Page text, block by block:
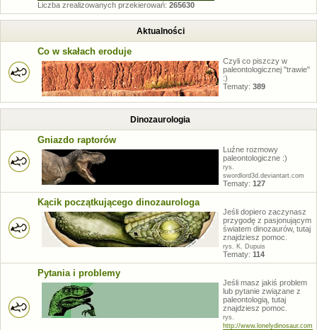
Liczba zrealizowanych przekierowań: 265630
Aktualności
Co w skałach eroduje
Czyli co piszczy w
paleontologicznej "trawie"
:)
Tematy: 389
Dinozaurologia
Gniazdo raptorów
Luźne rozmowy
paleontologiczne :)
rys.
swordlord3d.deviantart.com
Tematy: 127
Kącik początkującego dinozaurologa
Jeśli dopiero zaczynasz
przygodę z pasjonującym
światem dinozaurów, tutaj
znajdziesz pomoc.
rys. K. Dupuis
Tematy: 114
Pytania i problemy
Jeśli masz jakiś problem
lub pytanie związane z
paleontologią, tutaj
znajdziesz pomoc.
rys.
http://www.lonelydinosaur.com